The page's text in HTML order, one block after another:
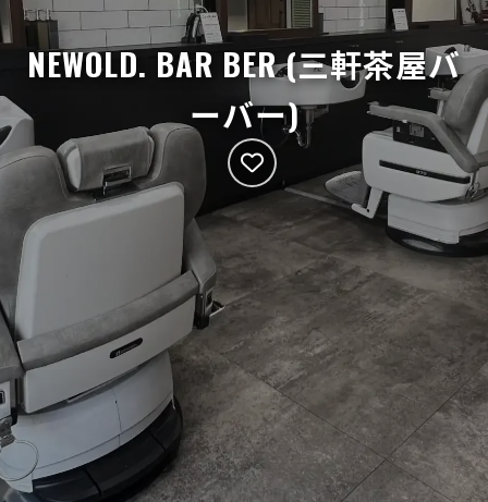
NEWOLD. BAR BER (三軒茶屋バ
ーバー)